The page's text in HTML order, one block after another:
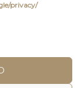
privacy/